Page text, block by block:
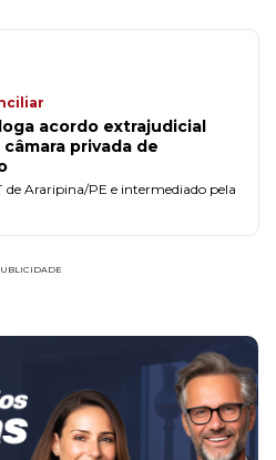
acordo extrajudicial
privada de
de Araripina/PE e intermediado pela